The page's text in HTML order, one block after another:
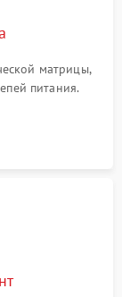
матрицы,
питания.
памяти и
компонентов